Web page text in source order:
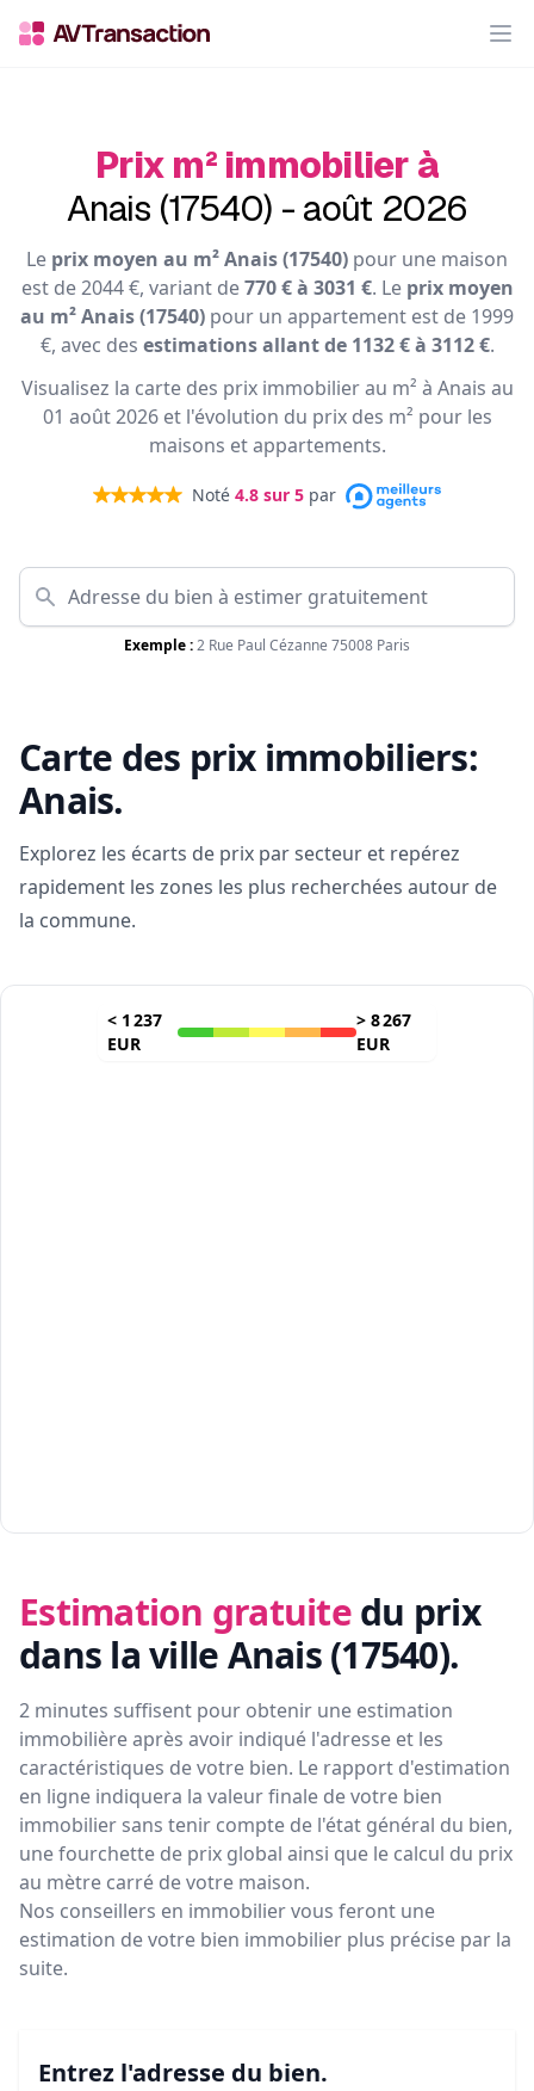
Prix m² immobilier à
Anais (17540) - août 2026
Le prix moyen au m² Anais (17540) pour une maison
est de 2044 €, variant de770 € à 3031 €. Le prix moyen
au m² Anais (17540) pour un appartement est de 1999
€, avec des estimations allant de 1132 € à 3112 €.
Visualisez la carte des prix immobilier au m² à Anais au
01 août 2026 et l'évolution du prix des m² pour les
maisons et appartements.
Noté 4.8 sur 5 par
Exemple :2 Rue Paul Cézanne 75008 Paris
Carte des prix immobiliers:
Anais.
Explorez les écarts de prix par secteur et repérez
rapidement les zones les plus recherchées autour de
la commune.
< 1 237
EUR
> 8 267
EUR
Estimation gratuite du prix
dans la ville Anais (17540).
2 minutes suffisent pour obtenir une estimation
immobilière après avoir indiqué l'adresse et les
caractéristiques de votre bien. Le rapport d'estimation
en ligne indiquera la valeur finale de votre bien
immobilier sans tenir compte de l'état général du bien,
une fourchette de prix global ainsi que le calcul du prix
au mètre carré de votre maison.
Nos conseillers en immobilier vous feront une
estimation de votre bien immobilier plus précise par la
suite.
Entrez l'adresse du bien.